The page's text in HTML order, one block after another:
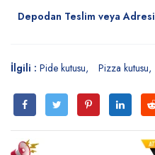
Depodan Teslim veya
İlgili : Pide kutusu Pizza kutusu